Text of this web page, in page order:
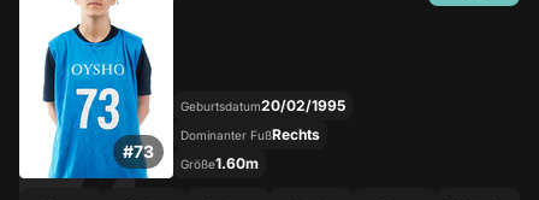
#73
Geburtsdatum20/02/1995
Dominanter FußRechts
Größe1.60m